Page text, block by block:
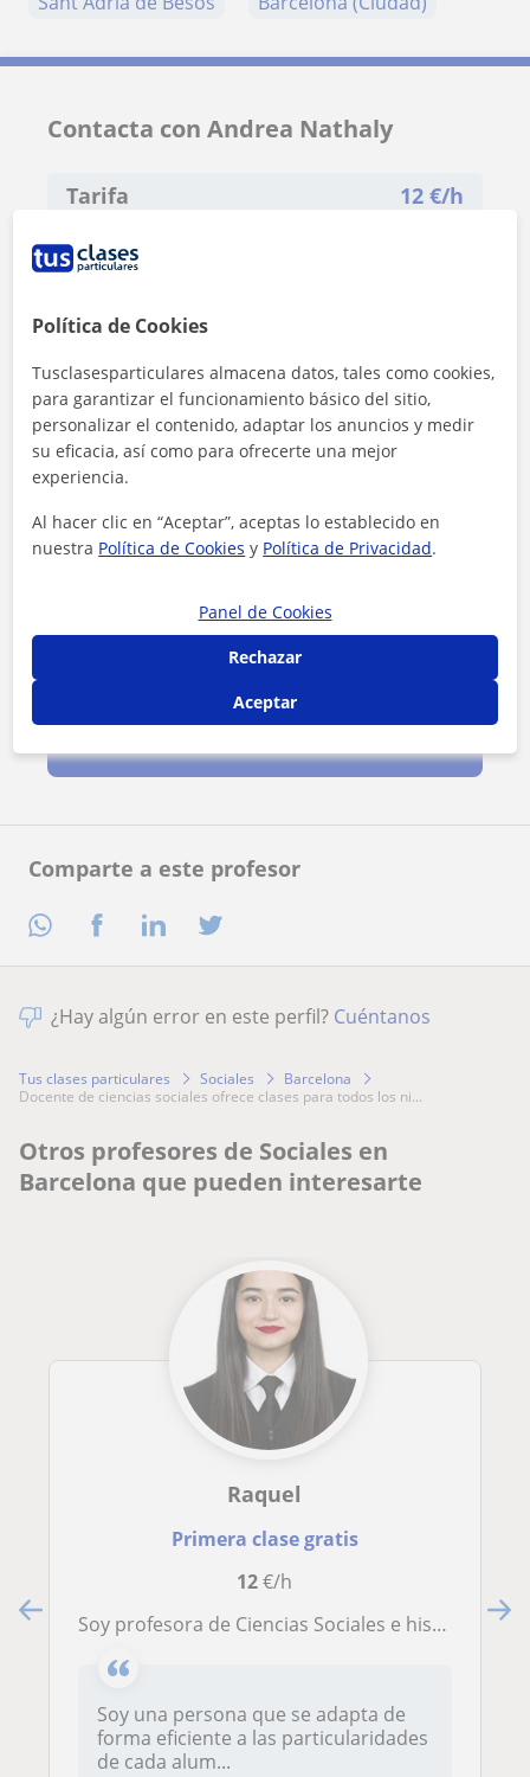
Comparte a este profesor
Contacta con Andrea Nathaly
Tarifa 12 €/h
¿Hay algún error en este perfil? Cuéntanos
Tus clases particulares Sociales
Barcelona
docente de ciencias sociales ofrece clases para todos los ni...
Otros profesores de Sociales en
Barcelona que pueden interesarte
Raquel
Primera clase gratis
12€/h
Soy profesora de Ciencias Sociales e historia del arte. Soy apta para alumnos de primaria, ESO, Bachillerato y escuela de adultos
Soy una persona que se adapta de
forma eficiente a las particularidades
de cada alum...
Política de Cookies
Tusclasesparticulares almacena datos, tales como cookies,
para garantizar el funcionamiento básico del sitio,
personalizar el contenido, adaptar los anuncios y medir
su eficacia, así como para ofrecerte una mejor
experiencia.
Al hacer clic en “Aceptar”, aceptas lo establecido en
nuestra Política de Cookies y Política de Privacidad.
Panel de Cookies
Rechazar
Aceptar